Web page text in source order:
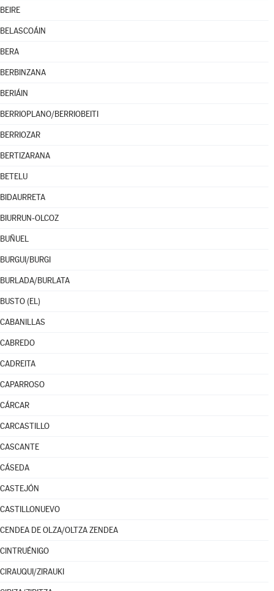
BEIRE
BELASCOÁIN
BERA
BERBINZANA
BERIÁIN
BERRIOPLANO/BERRIOBEITI
BERRIOZAR
BERTIZARANA
BETELU
BIDAURRETA
BIURRUN-OLCOZ
BUÑUEL
BURGUI/BURGI
BURLADA/BURLATA
BUSTO (EL)
CABANILLAS
CABREDO
CADREITA
CAPARROSO
CÁRCAR
CARCASTILLO
CASCANTE
CÁSEDA
CASTEJÓN
CASTILLONUEVO
CENDEA DE OLZA/OLTZA ZENDEA
CINTRUÉNIGO
CIRAUQUI/ZIRAUKI